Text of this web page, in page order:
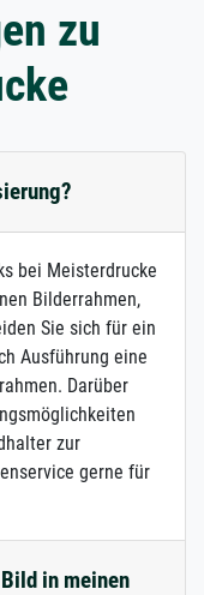
zu
bei Meisterdrucke
Bilderrahmen,
Sie sich für ein
Ausführung eine
Darüber
zur
gerne für
in meinen